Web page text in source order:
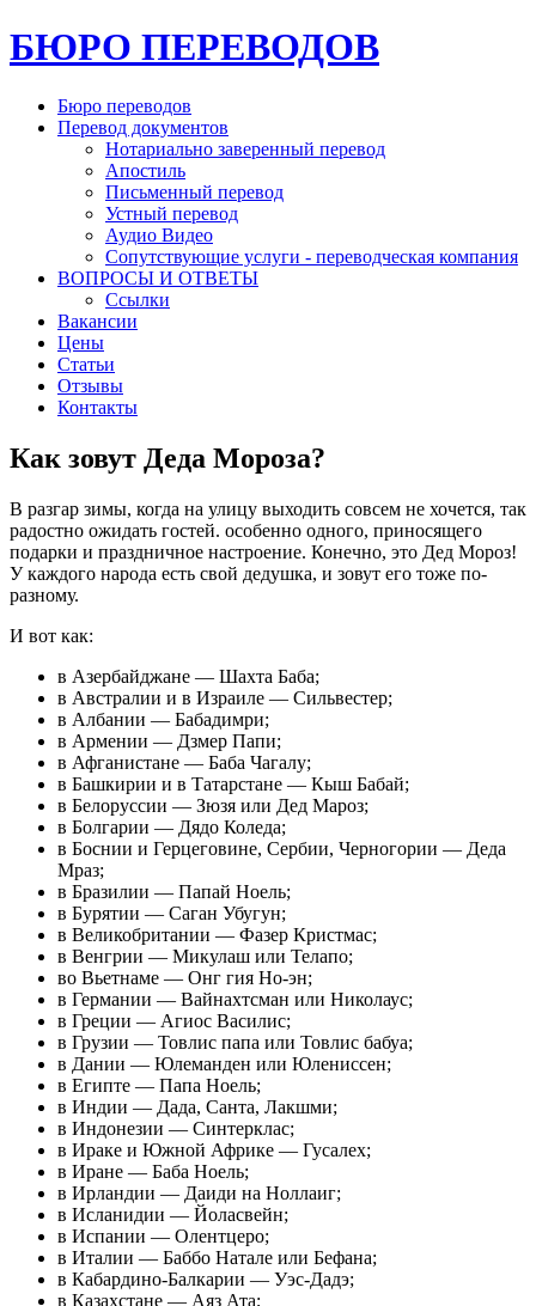
БЮРО ПЕРЕВОДОВ
Бюро переводов
Перевод документов
Нотариально заверенный перевод
Апостиль
Письменный перевод
Устный перевод
Аудио Видео
Сопутствующие услуги - переводческая компания
ВОПРОСЫ И ОТВЕТЫ
Ссылки
Вакансии
Цены
Статьи
Отзывы
Контакты
Как зовут Деда Мороза?
В разгар зимы, когда на улицу выходить совсем не хочется, так
радостно ожидать гостей. особенно одного, приносящего
подарки и праздничное настроение. Конечно, это Дед Мороз!
У каждого народа есть свой дедушка, и зовут его тоже по-
разному.
И вот как:
в Азербайджане — Шахта Баба;
в Австралии и в Израиле — Сильвестер;
в Албании — Бабадимри;
в Армении — Дзмер Папи;
в Афганистане — Баба Чагалу;
в Башкирии и в Татарстане — Кыш Бабай;
в Белоруссии — Зюзя или Дед Мароз;
в Болгарии — Дядо Коледа;
в Боснии и Герцеговине, Сербии, Черногории — Деда
Мраз;
в Бразилии — Папай Ноель;
в Бурятии — Саган Убугун;
в Великобритании — Фазер Кристмас;
в Венгрии — Микулаш или Телапо;
во Вьетнаме — Онг гия Но-эн;
в Германии — Вайнахтсман или Николаус;
в Греции — Агиос Василис;
в Грузии — Товлис папа или Товлис бабуа;
в Дании — Юлеманден или Юлениссен;
в Египте — Папа Ноель;
в Индии — Дада, Санта, Лакшми;
в Индонезии — Синтерклас;
в Ираке и Южной Африке — Гусалех;
в Иране — Баба Ноель;
в Ирландии — Даиди на Ноллаиг;
в Исланидии — Йоласвейн;
в Испании — Олентцеро;
в Италии — Баббо Натале или Бефана;
в Кабардино-Балкарии — Уэс-Дадэ;
в Казахстане — Аяз Ата;